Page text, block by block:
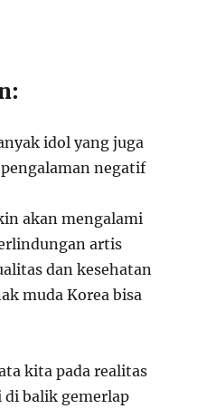
idol yang juga
negatif
akan mengalami
artis
dan kesehatan
muda Korea bisa
kita pada realitas
balik gemerlap